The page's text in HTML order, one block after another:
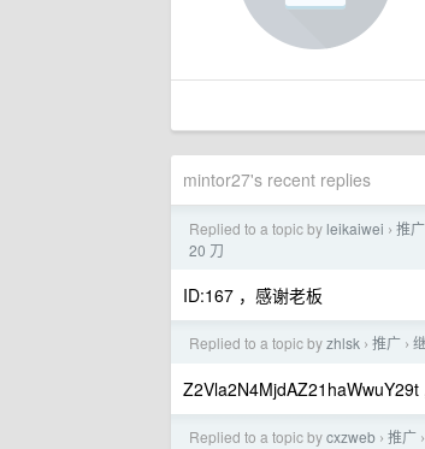
mintor27's recent replies
Replied to a topic by leikaiwei › 推广
20 刀
ID:167 ，感谢老板
Replied to a topic byzhlsk › 推广 ›
Z2Vla2N4MjdAZ21haWwuY29t
Replied to a topic bycxzweb › 推广 ›